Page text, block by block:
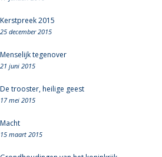
Kerstpreek 2015
25 december 2015
Menselijk tegenover
21 juni 2015
De trooster, heilige geest
17 mei 2015
Macht
15 maart 2015